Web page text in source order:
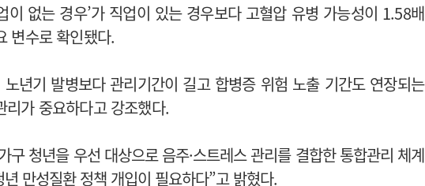
이 없는 경우’가 직업이 있는 경우보다 고혈압 유병 가능성이 1.58배
변수로 확인됐다.
년기 발병보다 관리기간이 길고 합병증 위험 노출 기간도 연장되는
가 중요하다고 강조했다.
구 청년을 우선 대상으로 음주·스트레스 관리를 결합한 통합관리 체계
만성질환 정책 개입이 필요하다”고 밝혔다.